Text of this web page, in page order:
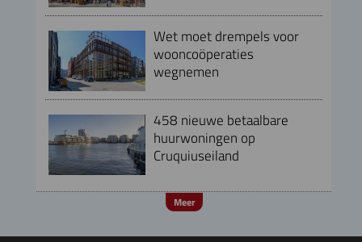
Wet moet drempels voor
wooncoöperaties
wegnemen
458 nieuwe betaalbare
huurwoningen op
Cruquiuseiland
Meer